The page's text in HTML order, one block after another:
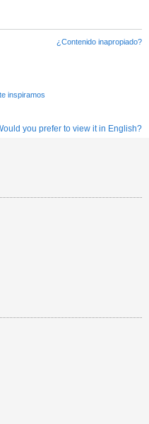
¿Contenido inapropiado?
te inspiramos
you prefer to view it in English?